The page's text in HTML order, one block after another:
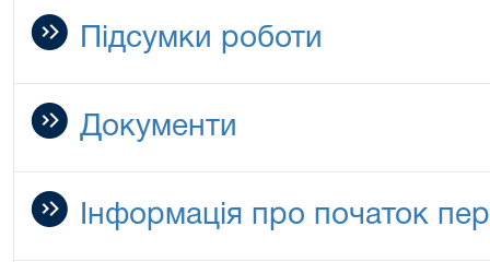
Підсумки роботи
Документи
Інформація про початок